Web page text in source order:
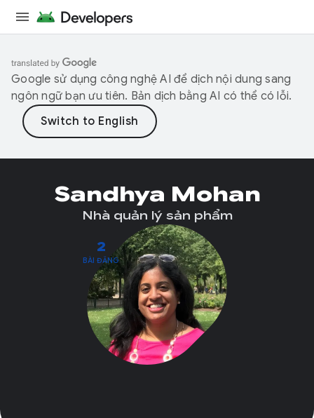
Google sử dụng công nghệ AI để dịch nội dung sang
ngôn ngữ bạn ưu tiên. Bản dịch bằng AI có thể có lỗi.
2
BÀI ĐĂNG
Sandhya Mohan
Nhà quản lý sản phẩm